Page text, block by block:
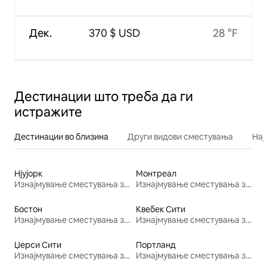
Дек. 370 $ USD 28 °F
Дестинации што треба да ги
истражите
Дестинации во близина Други видови сместувања
Нјујорк
Изнајмување сместувања за одмор
Монтреал
Изнајмување сместувања за одмор
Бостон
Изнајмување сместувања за одмор
Квебек Сити
Изнајмување сместувања за одмор
Џерси Сити
Изнајмување сместувања за одмор
Портланд
Изнајмување сместувања за одмор